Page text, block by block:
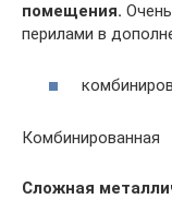
помещения.
перилами в
Комбинированная
Сложная